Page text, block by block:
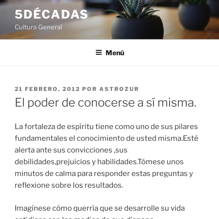
Saltar
contenido
5DÉCADAS
Cultura General
Menú
PUBLICADO
EL
21 FEBRERO, 2012 POR ASTROZUR
El poder de conocerse a sí misma.
La fortaleza de espíritu tiene como uno de sus pilares
fundamentales el conocimiento de usted misma.Esté
alerta ante sus convicciones ,sus
debilidades,prejuicios y habilidades.Tómese unos
minutos de calma para responder estas preguntas y
reflexione sobre los resultados.
Imagínese cómo querría que se desarrolle su vida